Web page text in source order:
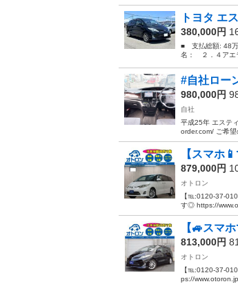
トヨタ
380,000円
■ 支払総額: 48
名： ２．４ア
#自社ロー
980,000円
自社
平成25年 エステ
order.com/ ご希望
【スマホ
879,000円
オトロン
【℡:0120-37-
す◎ https://
【🚙スマ
813,000円
オトロン
【℡:0120-37-
ps://